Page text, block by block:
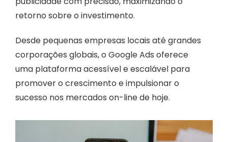
retorno sobre o investimento.
Desde pequenas empresas locais até grandes
corporações globais, o Google Ads oferece
uma plataforma acessível e escalável para
promover o crescimento e impulsionar o
sucesso nos mercados on-line de hoje.